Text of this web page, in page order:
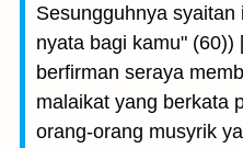
Sesungguhnya
nyata bagi kamu" (60))
berfirman seraya
malaikat yang berkata
orang-orang musyrik